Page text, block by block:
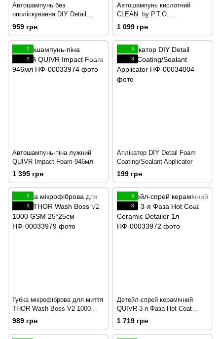
Автошампунь без
ополіскування DIY Detail
Rinse Less Wash 473мл
959 грн
Автошампунь кислотний
CLEAN. by P.T.O.
Demineralizing Shampoo від
мінеральних відкладень
473мл
1 099 грн
3
3
Автошампунь-піна лужний
QUIVR Impact Foam 946мл
1 395 грн
3
3
Аплікатор DIY Detail Foam
Coating/Sealant Applicator
199 грн
3
3
Губка мікрофіброва для миття
THOR Wash Boss V2 1000
GSM 25*25см
989 грн
3
3
Детейл-спрей керамічний
QUIVR 3-я Фаза Hot Coat
Ceramic Detailer 1л
1 719 грн